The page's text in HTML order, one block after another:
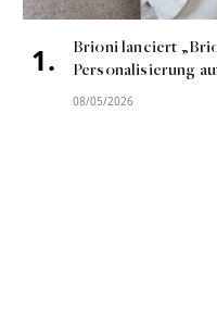
Brioni lanciert
Personalisierung
08/05/2026